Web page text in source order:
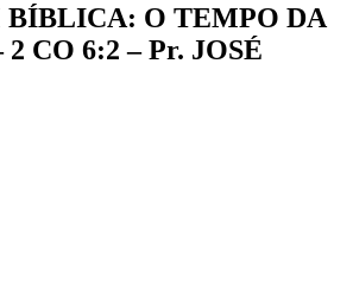
BÍBLICA: O TEMPO DA
CO 6:2 – Pr. JOSÉ